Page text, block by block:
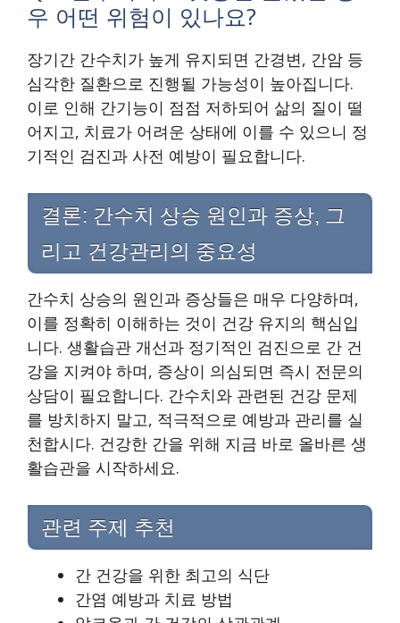
우 어떤 위험이 있나요?
장기간 간수치가 높게 유지되면 간경변, 간암 등
심각한 질환으로 진행될 가능성이 높아집니다.
이로 인해 간기능이 점점 저하되어 삶의 질이 떨
어지고, 치료가 어려운 상태에 이를 수 있으니 정
기적인 검진과 사전 예방이 필요합니다.
결론: 간수치 상승 원인과 증상, 그
리고 건강관리의 중요성
간수치 상승의 원인과 증상들은 매우 다양하며,
이를 정확히 이해하는 것이 건강 유지의 핵심입
니다. 생활습관 개선과 정기적인 검진으로 간 건
강을 지켜야 하며, 증상이 의심되면 즉시 전문의
상담이 필요합니다. 간수치와 관련된 건강 문제
를 방치하지 말고, 적극적으로 예방과 관리를 실
천합시다. 건강한 간을 위해 지금 바로 올바른 생
활습관을 시작하세요.
관련 주제 추천
간 건강을 위한 최고의 식단
간염 예방과 치료 방법